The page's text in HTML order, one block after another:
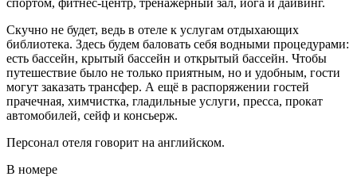
Скучно не будет, ведь в отеле к услугам отдыхающих
библиотека. Здесь будем баловать себя водными процедурами:
есть бассейн, крытый бассейн и открытый бассейн. Чтобы
путешествие было не только приятным, но и удобным, гости
могут заказать трансфер. А ещё в распоряжении гостей
прачечная, химчистка, гладильные услуги, пресса, прокат
автомобилей, сейф и консьерж.
Персонал отеля говорит на английском.
В номере